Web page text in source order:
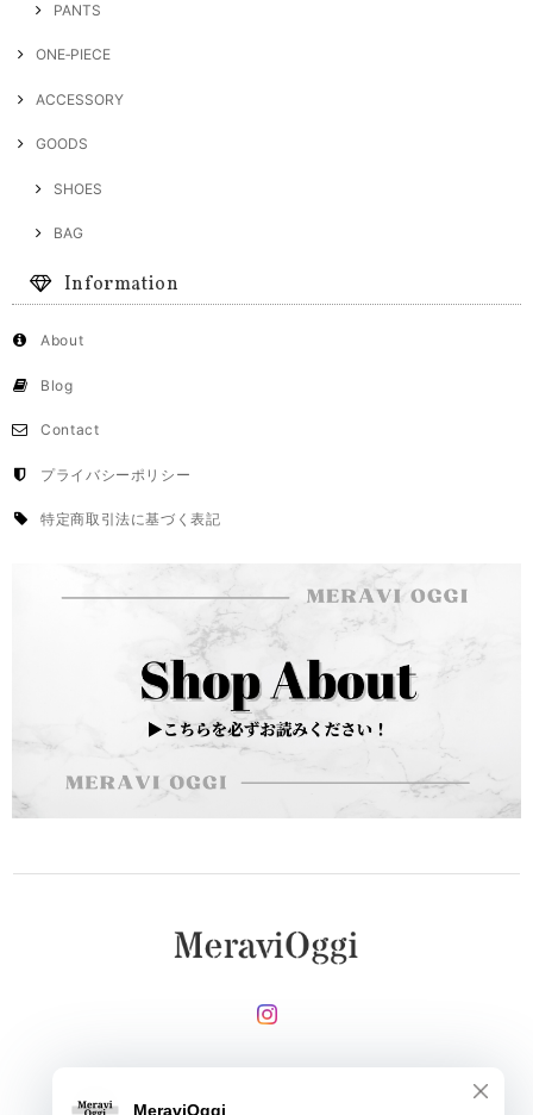
PANTS
ONE‐PIECE
ACCESSORY
GOODS
SHOES
BAG
Information
About
Blog
Contact
プライバシーポリシー
特定商取引法に基づく表記